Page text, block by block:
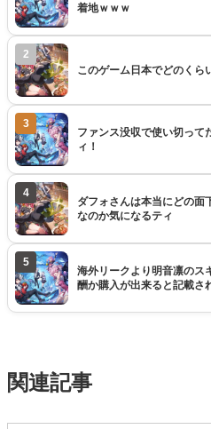
着地ｗｗｗ
2
このゲーム日本でどのくら
3
ファンス没収で使い切っ
ィ！
4
ダフォさんは本当にどの面
なのか気になるティ
5
海外リークより明音凛のス
酬か購入が出来ると記載さ
関連記事